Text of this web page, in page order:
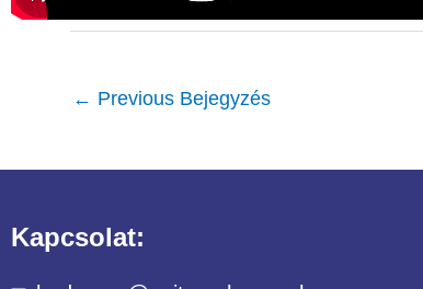
← Previous Bejegyzés
Kapcsolat: